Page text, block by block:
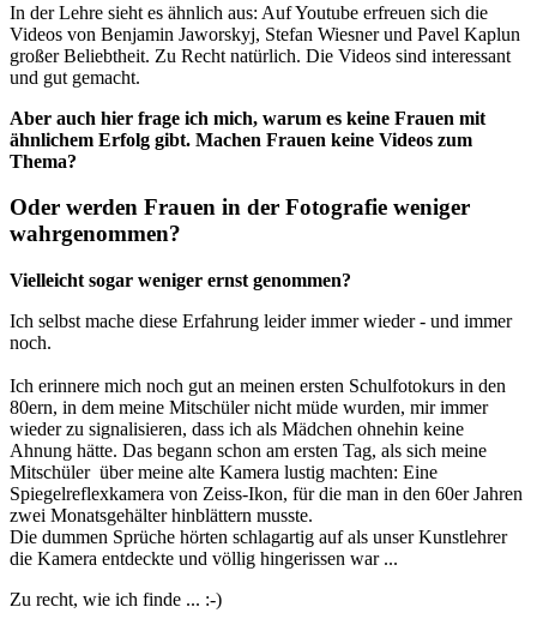
In der Lehre sieht es ähnlich aus: Auf Youtube erfreuen sich die
Videos von Benjamin Jaworskyj, Stefan Wiesner und Pavel Kaplun
großer Beliebtheit. Zu Recht natürlich. Die Videos sind interessant
und gut gemacht.
Aber auch hier frage ich mich, warum es keine Frauen mit
ähnlichem Erfolg gibt. Machen Frauen keine Videos zum
Thema?
Oder werden Frauen in der Fotografie weniger
wahrgenommen?
Vielleicht sogar weniger ernst genommen?
Ich selbst mache diese Erfahrung leider immer wieder - und immer
noch.
Ich erinnere mich noch gut an meinen ersten Schulfotokurs in den
80ern, in dem meine Mitschüler nicht müde wurden, mir immer
wieder zu signalisieren, dass ich als Mädchen ohnehin keine
Ahnung hätte. Das begann schon am ersten Tag, als sich meine
Mitschüler über meine alte Kamera lustig machten: Eine
Spiegelreflexkamera von Zeiss-Ikon, für die man in den 60er Jahren
zwei Monatsgehälter hinblättern musste.
Die dummen Sprüche hörten schlagartig auf als unser Kunstlehrer
die Kamera entdeckte und völlig hingerissen war ...
Zu recht, wie ich finde ... :-)